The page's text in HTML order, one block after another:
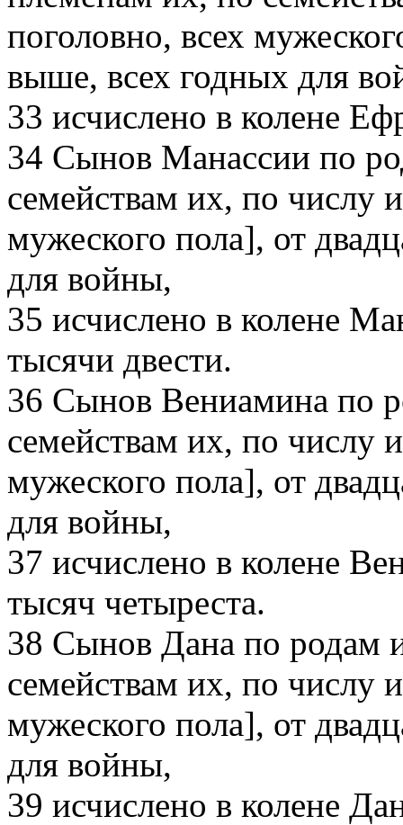
поголовно, всех
выше, всех годных для
33 исчислено в колене
34 Сынов Манассии по
семействам их, по числу
мужеского пола], от
для войны,
35 исчислено в колене
тысячи двести.
36 Сынов Вениамина по
семействам их, по числу
мужеского пола], от
для войны,
37 исчислено в колене
тысяч четыреста.
38 Сынов Дана по родам
семействам их, по числу
мужеского пола], от
для войны,
39 исчислено в колене